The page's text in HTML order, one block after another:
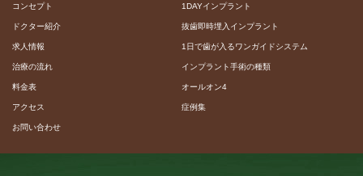
コンセプト
ドクター紹介
求人情報
治療の流れ
料金表
アクセス
お問い合わせ
1DAYインプラント
抜歯即時埋入インプラント
1日で歯が入るワンガイドシステム
インプラント手術の種類
オールオン4
症例集